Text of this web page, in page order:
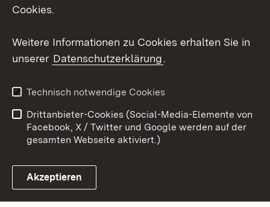
Youtube
Link zum Landesportal
Kontakt
Datenschutz
Barrierefreiheit
Impressum Cookies
Cookies.
Weitere Informationen zu Cookies erhalten Sie in
unserer Datenschutzerklärung.
Technisch notwendige Cookies
Drittanbieter-Cookies (Social-Media-Elemente von
Facebook, X / Twitter und Google werden auf der
gesamten Webseite aktiviert.)
Akzeptieren